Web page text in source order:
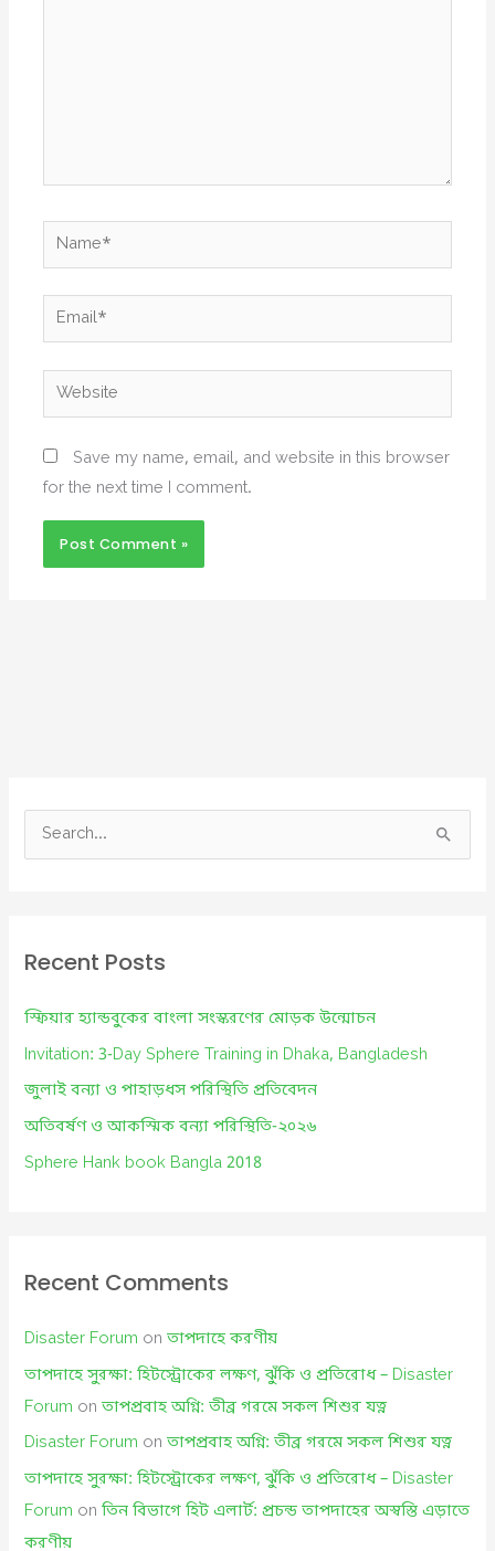
Name*
Email*
Website
Save my name, email, and website in this browser
for the next time I comment.
e
c
f
o
r
Recent Posts
স্ফিয়ার হ্যান্ডবুকের বাংলা সংস্করণের মোড়ক উন্মোচন
Invitation: 3-Day Sphere Training in Dhaka, Bangladesh
জুলাই বন্যা ও পাহাড়ধস পরিস্থিতি প্রতিবেদন
অতিবর্ষণ ও আকস্মিক বন্যা পরিস্থিতি-২০২৬
Sphere Hank book Bangla 2018
Recent Comments
Disaster Forum onতাপদাহে করণীয়
তাপদাহে সুরক্ষা: হিটস্ট্রোকের লক্ষণ, ঝুঁকি ও প্রতিরোধ – Disaster
Forum onতাপপ্রবাহ অগ্নি: তীব্র গরমে সকল শিশুর যত্ন
Disaster Forum onতাপপ্রবাহ অগ্নি: তীব্র গরমে সকল শিশুর যত্ন
তাপদাহে সুরক্ষা: হিটস্ট্রোকের লক্ষণ, ঝুঁকি ও প্রতিরোধ – Disaster
Forum onতিন বিভাগে হিট এলার্ট: প্রচন্ড তাপদাহের অস্বস্তি এড়াতে
করণীয়